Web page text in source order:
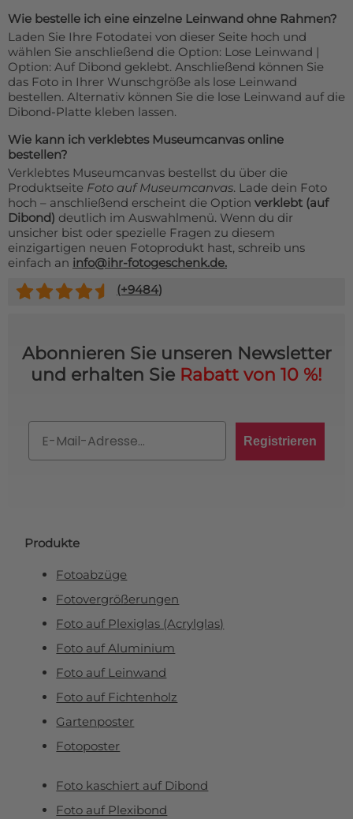
Wie bestelle ich eine einzelne Leinwand ohne Rahmen?
Laden Sie Ihre Fotodatei von dieser Seite hoch und
wählen Sie anschließend die Option: Lose Leinwand |
Option: Auf Dibond geklebt. Anschließend können Sie
das Foto in Ihrer Wunschgröße als lose Leinwand
bestellen. Alternativ können Sie die lose Leinwand auf die
Dibond-Platte kleben lassen.
Wie kann ich verklebtes Museumcanvas online
bestellen?
Verklebtes Museumcanvas bestellst du über die
Produktseite Foto auf Museumcanvas. Lade dein Foto
hoch – anschließend erscheint die Option verklebt (auf
Dibond) deutlich im Auswahlmenü. Wenn du dir
unsicher bist oder spezielle Fragen zu diesem
einzigartigen neuen Fotoprodukt hast, schreib uns
einfach an info@ihr-fotogeschenk.de.
(+9484)
Abonnieren Sie unseren Newsletter
und erhalten Sie Rabatt von 10 %!
Registrieren
Produkte
Fotoabzüge
Fotovergrößerungen
Foto auf Plexiglas (Acrylglas)
Foto auf Aluminium
Foto auf Leinwand
Foto auf Fichtenholz
Gartenposter
Fotoposter
Foto kaschiert auf Dibond
Foto auf Plexibond